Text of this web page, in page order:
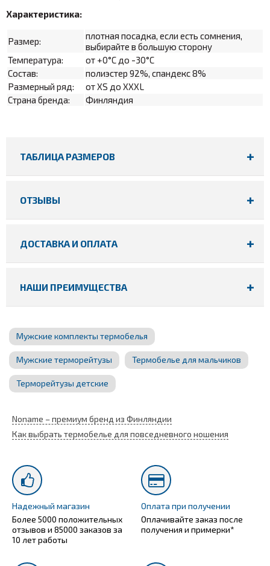
Характеристика:
Размер:
плотная посадка, если есть сомнения,
выбирайте в большую сторону
Температура:
от +0°С до -30°С
Состав:
полиэстер 92%, спандекс 8%
Размерный ряд:
от XS до XXXL
Страна бренда:
Финляндия
ТАБЛИЦА РАЗМЕРОВ
ОТЗЫВЫ
ДОСТАВКА И ОПЛАТА
НАШИ ПРЕИМУЩЕСТВА
Мужские комплекты термобелья
Мужские терморейтузы Термобелье для мальчиков
Терморейтузы детские
Noname – премиум бренд из Финляндии
Как выбрать термобелье для повседневного ношения
Надежный магазин
Более 5000 положительных
отзывов и 85000 заказов за
10 лет работы
Оплата при получении
Оплачивайте заказ после
получения и примерки*